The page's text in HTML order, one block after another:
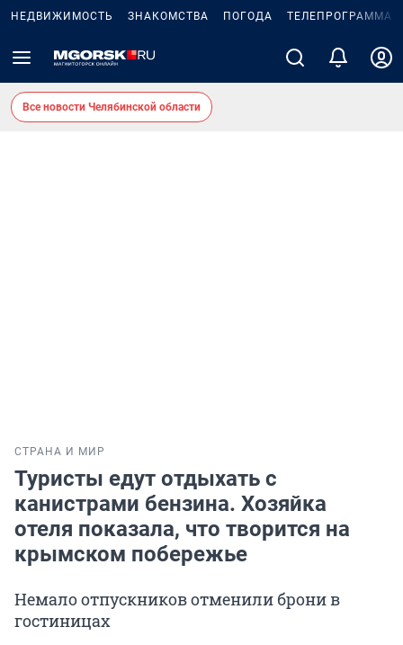
НЕДВИЖИМОСТЬ ЗНАКОМСТВА ПОГОДА ТЕЛЕПРОГРАММА
Все новости Челябинской области
СТРАНА И МИР
Туристы едут отдыхать с
канистрами бензина. Хозяйка
отеля показала, что творится на
крымском побережье
Немало отпускников отменили брони в
гостиницах